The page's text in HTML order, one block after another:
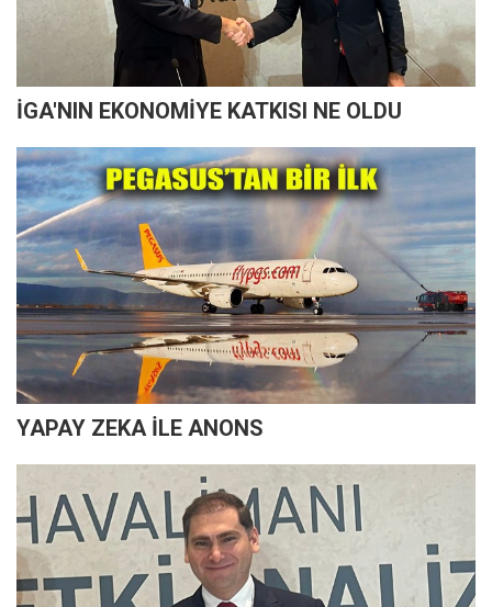
İGA'NIN EKONOMİYE KATKISI NE OLDU
YAPAY ZEKA İLE ANONS